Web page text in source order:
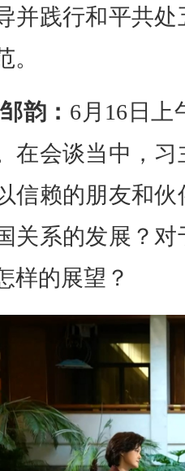
并践行和平共
韵： 6月16日上
在会谈当中，
信赖的朋友和
关系的发展？
样的展望？